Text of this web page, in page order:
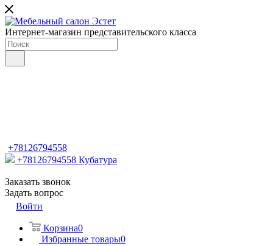
Интернет-магазин представительского класса
+78126794558
+78126794558 Кубатура
Заказать звонок
Задать вопрос
Войти
Корзина0
Избранные товары0